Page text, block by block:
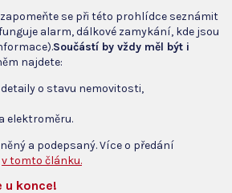
se při této prohlídce seznámit
alarm, dálkové zamykání, kde jsou
Součástí by vždy měl být i
najdete:
o stavu nemovitosti,
elektroměru.
a podepsaný. Více o předání
v tomto článku.
u konce!